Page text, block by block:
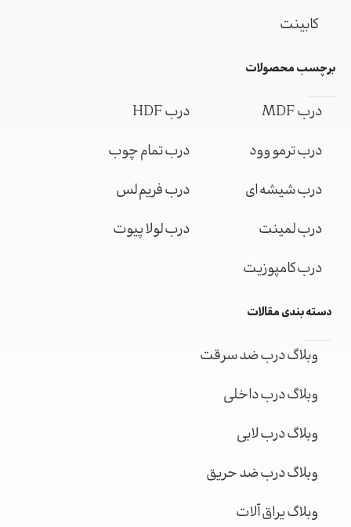
کابینت
برچسب محصولات
درب MDF
درب HDF
درب ترمو وود
درب تمام چوب
درب شیشه ای
درب فریم لس
درب لمینت
درب لولا پیوت
درب کامپوزیت
دسته بندی مقالات
وبلاگ درب ضد سرقت
وبلاگ درب داخلی
وبلاگ درب لابی
وبلاگ درب ضد حریق
وبلاگ یراق آلات